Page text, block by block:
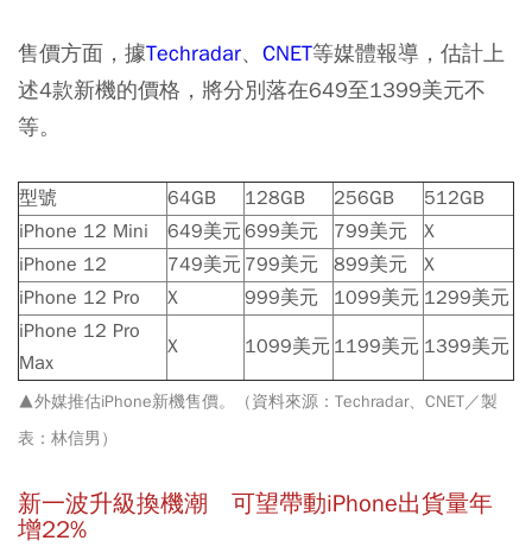
售價方面，據Techradar、 CNET等媒體報導，估計上
述4款新機的價格，將分別落在649至1399美元不
等。
型號 64GB 128GB 256GB
512GB
iPhone 12 Mini
649美元 699美元 799美元
X
iPhone 12
749美元 799美元 899美元
X
iPhone 12 Pro
X 999美元 1099美元 1299美元
iPhone 12 Pro
Max
X 1099美元 1199美元 1399美元
▲外媒推估iPhone新機售價。（資料來源：Techradar、CNET／製
表：林信男）
新一波升級換機潮 可望帶動iPhone出貨量年
增22%